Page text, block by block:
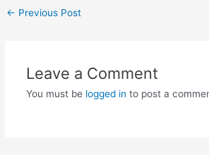
Post
← Previous Post
Leave a Comment
You must be logged in to post a